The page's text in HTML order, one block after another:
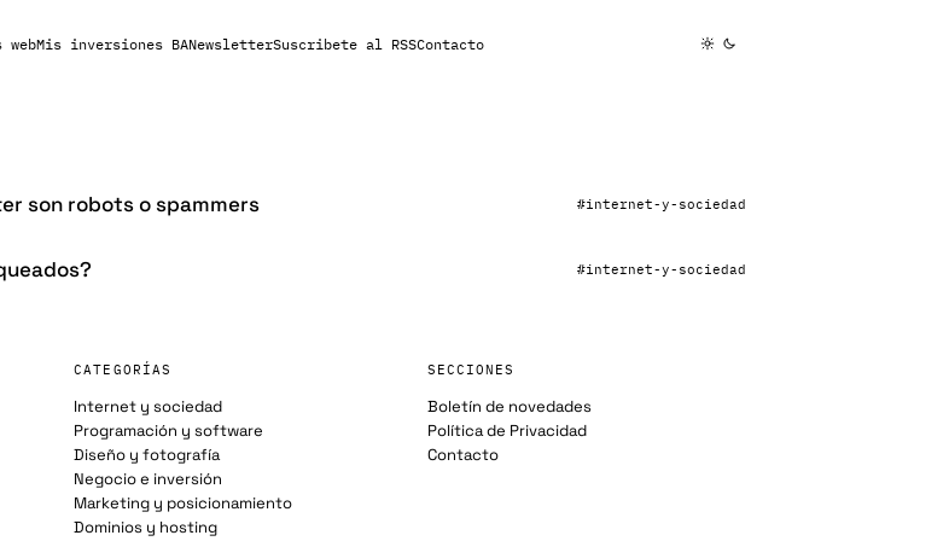
webMis inversiones BANewsletterSuscribete al RSSContacto
son robots o spammers #internet-y-sociedad
#internet-y-sociedad
CATEGORÍAS
Internet y sociedad
Programación y software
Diseño y fotografía
Negocio e inversión
Marketing y posicionamiento
Dominios y hosting
SECCIONES
Boletín de novedades
Política de Privacidad
Contacto